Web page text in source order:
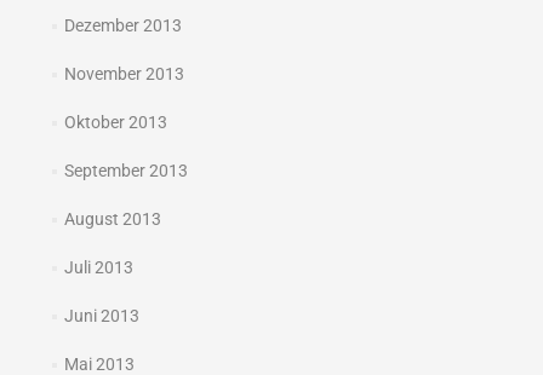
Dezember 2013
November 2013
Oktober 2013
September 2013
August 2013
Juli 2013
Juni 2013
Mai 2013